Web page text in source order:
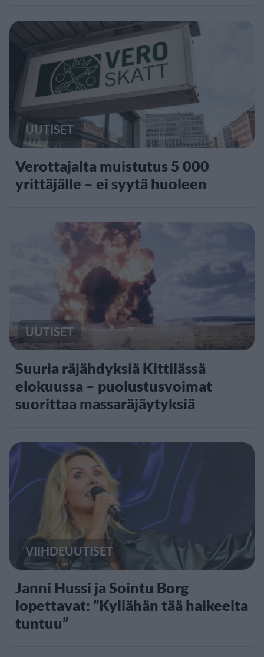
UUTISET
Verottajalta muistutus 5 000
yrittäjälle – ei syytä huoleen
UUTISET
Suuria räjähdyksiä Kittilässä
elokuussa – puolustusvoimat
suorittaa massaräjäytyksiä
VIIHDEUUTISET
Janni Hussi ja Sointu Borg
lopettavat: ”Kyllähän tää haikeelta
tuntuu”